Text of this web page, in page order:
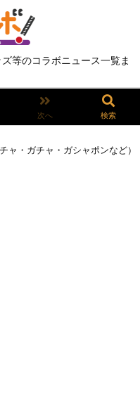
等のコラボニュース一覧ま
次へ 検索
ャ・ガチャ・ガシャポンなど）